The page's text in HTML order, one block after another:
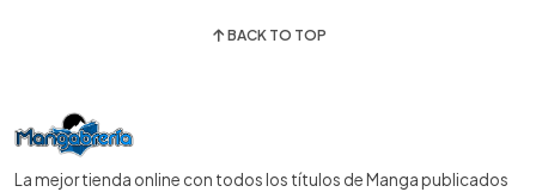
BACK TO TOP
La mejor tienda online con todos los títulos de Manga publicados